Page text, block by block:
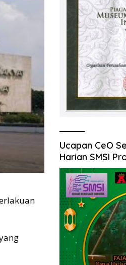
Ucapan CeO
Harian SMSI